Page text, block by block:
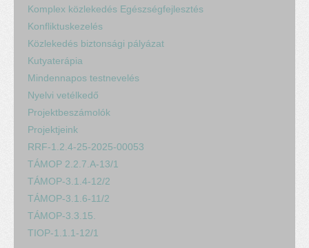
Komplex közlekedés Egészségfejlesztés
Konfliktuskezelés
Közlekedés biztonsági pályázat
Kutyaterápia
Mindennapos testnevelés
Nyelvi vetélkedő
Projektbeszámolók
Projektjeink
RRF-1.2.4-25-2025-00053
TÁMOP 2.2.7.A-13/1
TÁMOP-3.1.4-12/2
TÁMOP-3.1.6-11/2
TÁMOP-3.3.15.
TIOP-1.1.1-12/1